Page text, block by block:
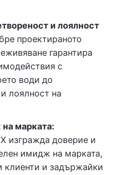
и лоялност
проектираното
гарантира
с
води до
лоялност на
марката:
изгражда доверие и
имидж на марката,
клиенти и задържайки